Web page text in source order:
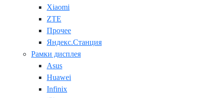
Xiaomi
ZTE
Прочее
Яндекс.Станция
Рамки дисплея
Asus
Huawei
Infinix